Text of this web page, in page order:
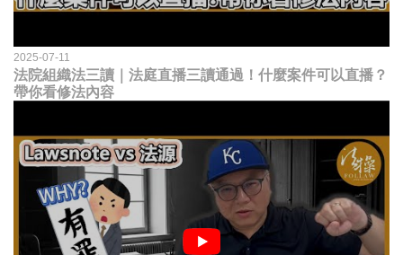
2025-07-11
法院組織法三讀｜法庭直播三讀通過！什麼案件可以直播？
帶你看修法內容